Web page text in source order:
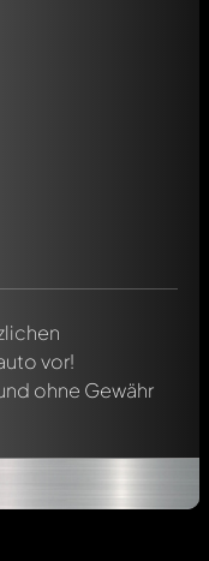
vor!
ohne Gewähr
zu diesem Modell!
diskutiert
die